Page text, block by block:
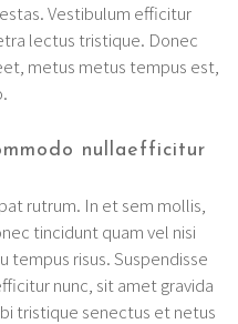
Vestibulum efficitur
lectus tristique. Donec
metus metus tempus est,
nullaefficitur
rutrum. In et sem mollis,
tincidunt quam vel nisi
tempus risus. Suspendisse
nunc, sit amet gravida
tristique senectus et netus